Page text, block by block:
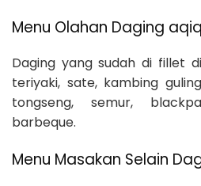
Menu Olahan Daging
Daging yang sudah di fillet
teriyaki, sate, kambing
tongseng, semur,
barbeque.
Menu Masakan Selain